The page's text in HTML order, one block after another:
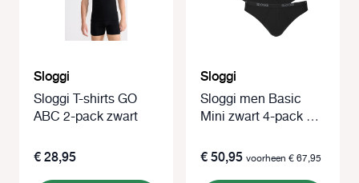
Sloggi
Sloggi T-shirts GO
ABC 2-pack zwart
€ 28,95
Sloggi
Sloggi men Basic
Mini zwart 4-pack =
€ 50,95 voorheen € 67,95